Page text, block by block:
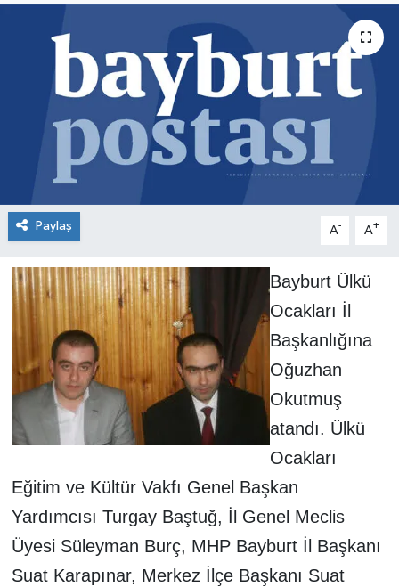
Paylaş A- A+
Bayburt Ülkü
Ocakları İl
Başkanlığına
Oğuzhan
Okutmuş
atandı. Ülkü
Ocakları
Eğitim ve Kültür Vakfı Genel Başkan
Yardımcısı Turgay Baştuğ, İl Genel Meclis
Üyesi Süleyman Burç, MHP Bayburt İl Başkanı
Suat Karapınar, Merkez İlçe Başkanı Suat